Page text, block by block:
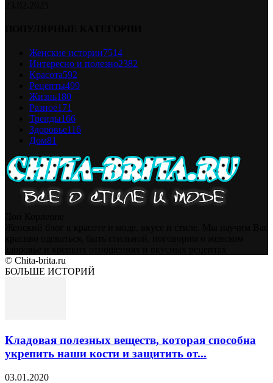
Женские истории7514
Интересно и полезно2382
Красота592
Рецепты499
Жизнь180
Разное171
Тренды166
Здоровье116
Дом81
© Chita-brita.ru
БОЛЬШЕ ИСТОРИЙ
Кладовая полезных веществ, которая способна
укрепить наши кости и защитить от...
03.01.2020